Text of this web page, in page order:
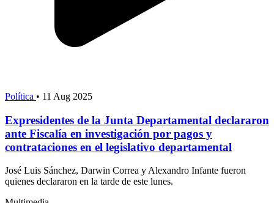
Política • 11 Aug 2025
Expresidentes de la Junta Departamental declararon
ante Fiscalía en investigación por pagos y
contrataciones en el legislativo departamental
José Luis Sánchez, Darwin Correa y Alexandro Infante fueron
quienes declararon en la tarde de este lunes.